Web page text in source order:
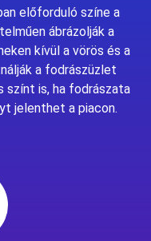
előforduló színe a
ábrázolják a
kívül a vörös és a
a fodrászüzlet
színt is, ha fodrászata
jelenthet a piacon.